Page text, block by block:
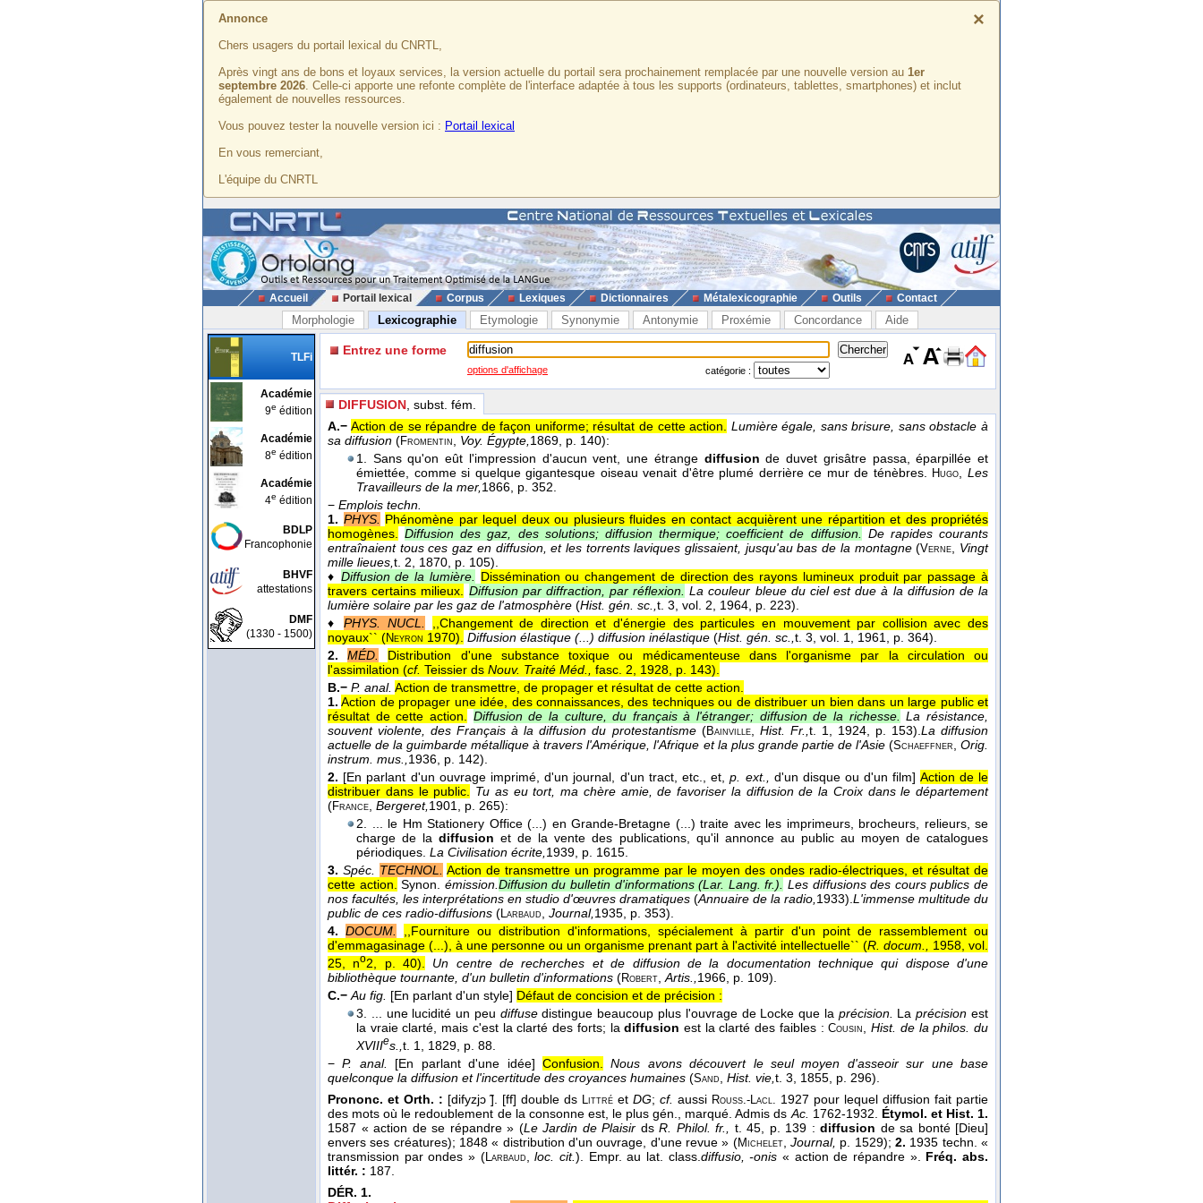
×
Annonce
Chers usagers du portail lexical du CNRTL,
Après vingt ans de bons et loyaux services, la version actuelle du portail sera prochainement remplacée par une nouvelle version au 1er
septembre 2026. Celle-ci apporte une refonte complète de l'interface adaptée à tous les supports (ordinateurs, tablettes, smartphones) et inclut
également de nouvelles ressources.
Vous pouvez tester la nouvelle version ici : Portail lexical
En vous remerciant,
L'équipe du CNRTL
Accueil Portail lexical Corpus Lexiques Dictionnaires Métalexicographie Outils Contact
Morphologie Lexicographie Etymologie Synonymie Antonymie Proxémie Concordance Aide
TLFi
Académie
9e édition
Académie
8e édition
Académie
4e édition
BDLP
Francophonie
BHVF
attestations
DMF
(1330 - 1500)
Entrez une forme
options d'affichage catégorie :
DIFFUSION , subst. fém.
A.− Action de se répandre de façon uniforme; résultat de cette action. Lumière égale, sans brisure, sans obstacle à
sa diffusion (Fromentin, Voy. Égypte,1869, p. 140):
1. Sans qu'on eût l'impression d'aucun vent, une étrange diffusion de duvet grisâtre passa, éparpillée et
émiettée, comme si quelque gigantesque oiseau venait d'être plumé derrière ce mur de ténèbres. Hugo,Les
Travailleurs de la mer,1866, p. 352.
− Emplois techn.
1. PHYS. Phénomène par lequel deux ou plusieurs fluides en contact acquièrent une répartition et des propriétés
homogènes. Diffusion des gaz, des solutions; diffusion thermique; coefficient de diffusion. De rapides courants
entraînaient tous ces gaz en diffusion, et les torrents laviques glissaient, jusqu'au bas de la montagne(Verne, Vingt
mille lieues,t. 2, 1870, p. 105).
♦ Diffusion de la lumière. Dissémination ou changement de direction des rayons lumineux produit par passage à
travers certains milieux. Diffusion par diffraction, par réflexion. La couleur bleue du ciel est due à la diffusion de la
lumière solaire par les gaz de l'atmosphère (Hist. gén. sc.,t. 3, vol. 2, 1964, p. 223).
♦PHYS. NUCL.
,,Changement de direction et d'énergie des particules en mouvement par collision avec des
noyaux`` (Neyron 1970). Diffusion élastique (...) diffusion inélastique (Hist. gén. sc.,t. 3, vol. 1, 1961, p. 364).
2.
MÉD.
Distribution d'une substance toxique ou médicamenteuse dans l'organisme par la circulation ou
l'assimilation (cf. Teissier ds Nouv. Traité Méd., fasc. 2, 1928, p. 143).
B.− P. anal. Action de transmettre, de propager et résultat de cette action.
1. Action de propager une idée, des connaissances, des techniques ou de distribuer un bien dans un large public et
résultat de cette action. Diffusion de la culture, du français à l'étranger; diffusion de la richesse. La résistance,
souvent violente, des Français à la diffusion du protestantisme(Bainville, Hist. Fr.,t. 1, 1924, p. 153).La diffusion
actuelle de la guimbarde métallique à travers l'Amérique, l'Afrique et la plus grande partie de l'Asie(Schaeffner,Orig.
instrum. mus.,1936, p. 142).
2. [En parlant d'un ouvrage imprimé, d'un journal, d'un tract, etc., et,p. ext., d'un disque ou d'un film] Action de le
distribuer dans le public. Tu as eu tort, ma chère amie, de favoriser la diffusion de la Croix dans le département
(France, Bergeret,1901, p. 265):
2. ... le Hm Stationery Office (...) en Grande-Bretagne (...) traite avec les imprimeurs, brocheurs, relieurs, se
charge de ladiffusion et de la vente des publications, qu'il annonce au public au moyen de catalogues
périodiques. La Civilisation écrite,1939, p. 1615.
3. Spéc. TECHNOL. Action de transmettre un programme par le moyen des ondes radio-électriques, et résultat de
cette action. Synon. émission.Diffusion du bulletin d'informations (Lar. Lang. fr.). Les diffusions des cours publics de
nos facultés, les interprétations en studio d'œuvres dramatiques (Annuaire de la radio,1933).L'immense multitude du
public de ces radio-diffusions (Larbaud, Journal,1935, p. 353).
4. DOCUM.
,,Fourniture ou distribution d'informations, spécialement à partir d'un point de rassemblement ou
d'emmagasinage (...), à une personne ou un organisme prenant part à l'activité intellectuelle`` (R. docum., 1958, vol.
25, no2, p. 40).
Un centre de recherches et de diffusion de la documentation technique qui dispose d'une
bibliothèque tournante, d'un bulletin d'informations (Robert Artis., 1966 , p. 109).
C.− Au fig. [En parlant d'un style] Défaut de concision et de précision :
3. ... une lucidité un peu diffusedistingue beaucoup plus l'ouvrage de Locke que la précision. Laprécision est
la vraie clarté, mais c'est la clarté des forts; ladiffusionest la clarté des faibles :Cousin ,Hist. de la philos. du
XVIIIes., t. 1 , 1829 , p. 88.
−P. anal. [En parlant d'une idée] Confusion.
Nous avons découvert le seul moyen d'asseoir sur une base
quelconque la diffusion et l'incertitude des croyances humaines (Sand Hist. vie, t. 3 , 1855 , p. 296).
Prononc. et Orth. : [difyzjɔ ̃]. [ff] double ds Littré et DG; cf. aussi Rouss.-Lacl.
1927 pour lequel diffusion fait partie
des mots où le redoublement de la consonne est, le plus gén., marqué. Admis ds Ac. 1762-1932. Étymol. et Hist. 1.
1587 « action de se répandre » (Le Jardin de Plaisir ds R. Philol. fr., t. 45, p. 139 : diffusion de sa bonté [Dieu]
envers ses créatures); 1848 « distribution d'un ouvrage, d'une revue » (Michelet,Journal, p. 1529);2. 1935 techn. «
transmission par ondes » (Larbaud ,loc. cit.). Empr. au lat. class. diffusio, -onis« action de répandre ». Fréq. abs.
littér. : 187.
DÉR. 1.